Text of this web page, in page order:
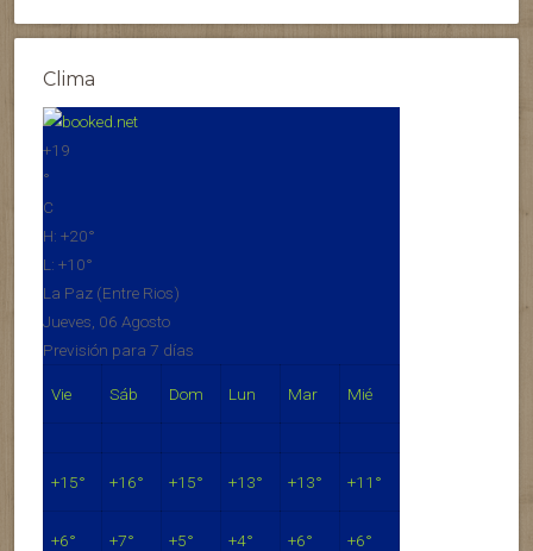
Clima
+19
°
C
H: +20°
L: +10°
La Paz (Entre Rios)
Jueves, 06 Agosto
Previsión para 7 días
Vie Sáb Dom Lun Mar Mié
+15° +16° +15° +13° +13° +11°
+6° +7° +5° +4° +6° +6°